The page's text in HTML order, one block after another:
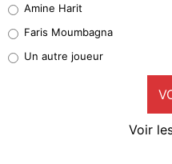
1%
9%
Amine Harit
Faris Moumbagna
Un autre joueur
Voir